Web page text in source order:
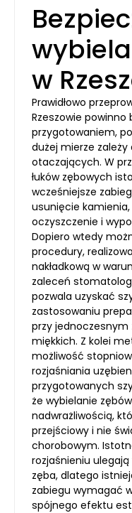
w
Prawidłowo
Rzeszowie
przygotowaniem,
dużej mierze
otaczających. W
łuków zębowych
wcześniejsze
usunięcie kamienia,
oczyszczenie i
Dopiero wtedy
procedury,
nakładkową w
zaleceń
pozwala uzyskać
zastosowaniu
przy jednoczesnym
miękkich. Z kolei
możliwość
rozjaśniania
przygotowanych
że wybielanie
nadwrażliwością,
przejściowy i nie
chorobowym.
rozjaśnieniu
zęba, dlatego
zabiegu wymagać
spójnego efektu